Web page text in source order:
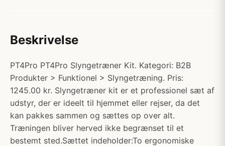
Beskrivelse
PT4Pro PT4Pro Slyngetræner Kit. Kategori: B2B
Produkter > Funktionel > Slyngetræning. Pris:
1245.00 kr. Slyngetræner kit er et professionel sæt af
udstyr, der er ideelt til hjemmet eller rejser, da det
kan pakkes sammen og sættes op over alt.
Træningen bliver herved ikke begrænset til et
bestemt sted.Sættet indeholder:To ergonomiske